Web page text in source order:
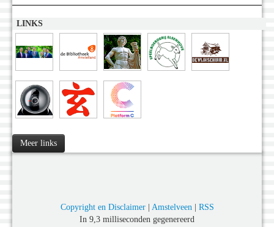
LINKS
Meer links
Copyright en Disclaimer| Amstelveen| RSS
In 9,3 milliseconden gegenereerd